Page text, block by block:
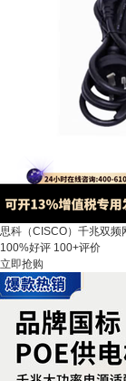
思科（CISCO）千兆双
100%好评 100+评价
立即抢购